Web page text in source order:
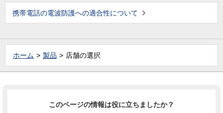
携帯電話の電波防護への適合性について
ホーム 製品 店舗の選択
このページの情報は役に立ちましたか？